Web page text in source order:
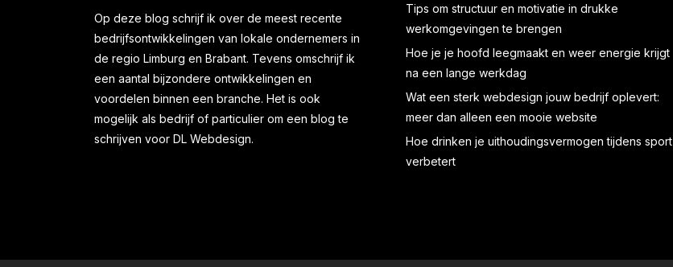
Op deze blog schrijf ik over de meest recente
bedrijfsontwikkelingen van lokale ondernemers in
de regio Limburg en Brabant. Tevens omschrijf ik
een aantal bijzondere ontwikkelingen en
voordelen binnen een branche. Het is ook
mogelijk als bedrijf of particulier om een blog te
schrijven voor DL Webdesign.
Tips om structuur en motivatie in drukke
werkomgevingen te brengen
Hoe je je hoofd leegmaakt en weer energie krijgt
na een lange werkdag
Wat een sterk webdesign jouw bedrijf oplevert:
meer dan alleen een mooie website
Hoe drinken je uithoudingsvermogen tijdens sport
verbetert